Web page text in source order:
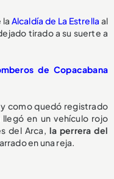
la Alcaldía de La Estrella al
tirado a su suerte a
de Copacabana
como quedó registrado
llegó en un vehículo rojo
del Arca, la perrera del
en una reja.